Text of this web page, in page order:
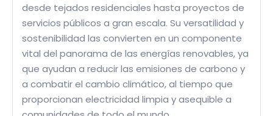
desde tejados residenciales hasta proyectos de
servicios públicos a gran escala. Su versatilidad y
sostenibilidad las convierten en un componente
vital del panorama de las energías renovables, ya
que ayudan a reducir las emisiones de carbono y
a combatir el cambio climático, al tiempo que
proporcionan electricidad limpia y asequible a